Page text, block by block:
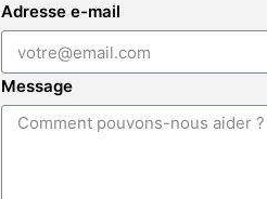
Adresse e-mail
Message